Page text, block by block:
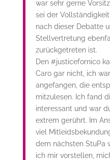
war sehr gerne
sei der
nach dieser Debatte
Stellvertretung
zurückgetreten ist.
Den #justicefornico
Caro gar nicht, ich
angefangen, die
mitzulesen. Ich fand
interessant und war
extrem gerührt. Im
viel
dem nächsten StuPa
ich mir vorstellen,